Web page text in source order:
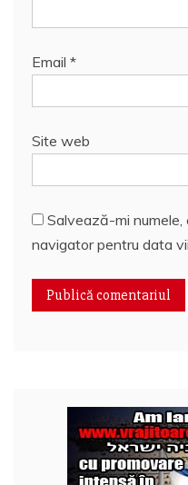
Email *
Site web
Salvează-mi
navigator pentru data